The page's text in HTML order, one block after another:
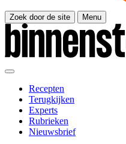
Zoek door de site Menu
Recepten
Terugkijken
Experts
Rubrieken
Nieuwsbrief